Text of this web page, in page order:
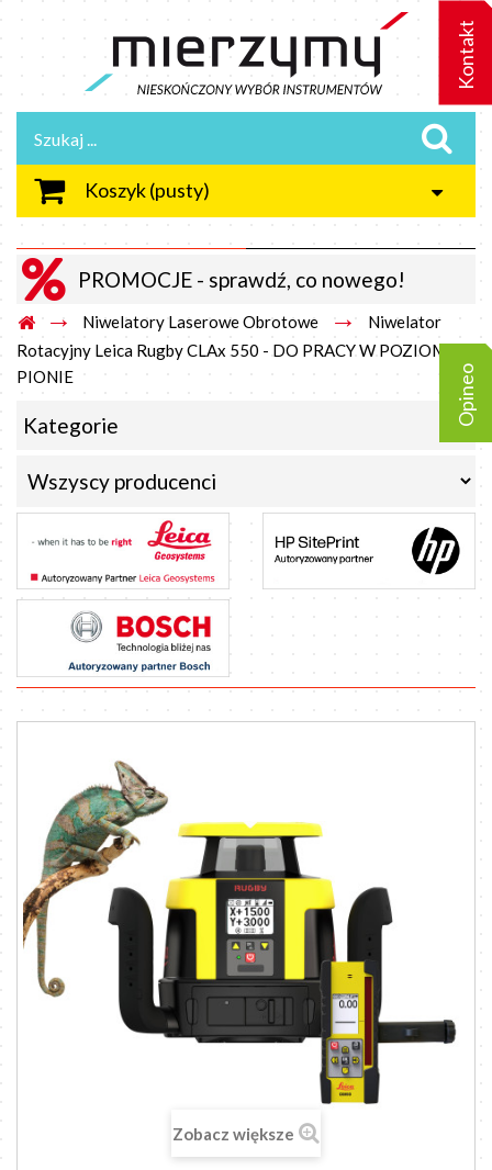
Koszyk(pusty)
PROMOCJE - sprawdź, co nowego!
→ Niwelatory Laserowe Obrotowe →
Niwelator
Rotacyjny Leica Rugby CLAx 550 - DO PRACY W POZIOMIE I
PIONIE
Kategorie
Zobacz większe
Kontakt
Opineo